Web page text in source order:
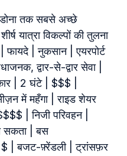
तक सबसे अच्छे
यात्रा विकल्पों की तुलना
फायदे | नुकसान | एयरपोर्ट
द्वार‑से‑द्वार सेवा |
| 2 घंटे | $$$ |
में महँगा | राइड शेयर
| निजी परिवहन |
सकता | बस
| बजट‑फ़्रेंडली | ट्रांसफ़र